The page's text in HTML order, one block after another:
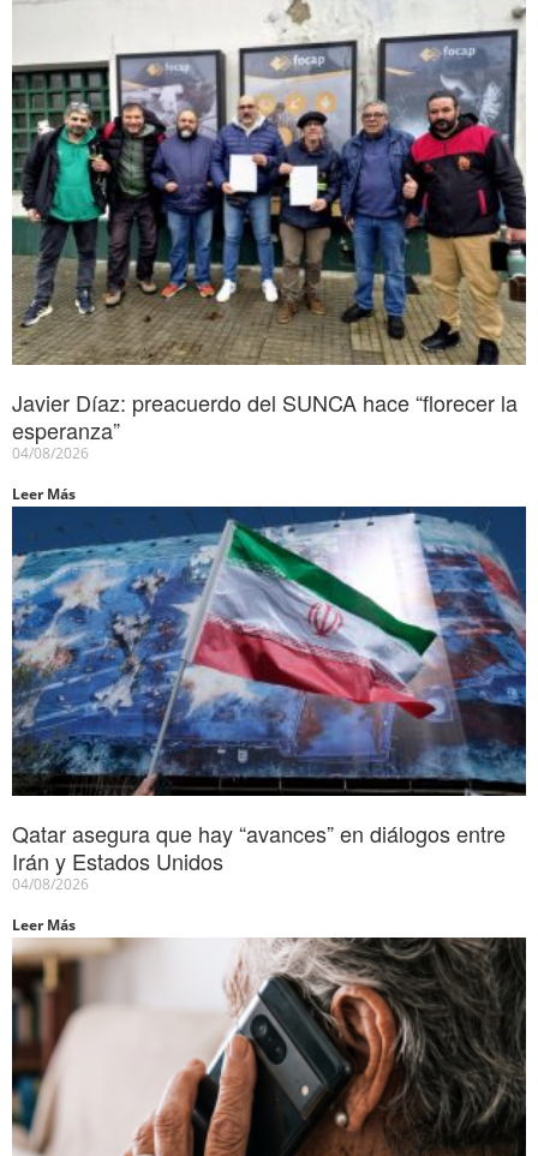
Javier Díaz: preacuerdo del SUNCA hace “florecer la
esperanza”
04/08/2026
Leer Más
Qatar asegura que hay “avances” en diálogos entre
Irán y Estados Unidos
04/08/2026
Leer Más